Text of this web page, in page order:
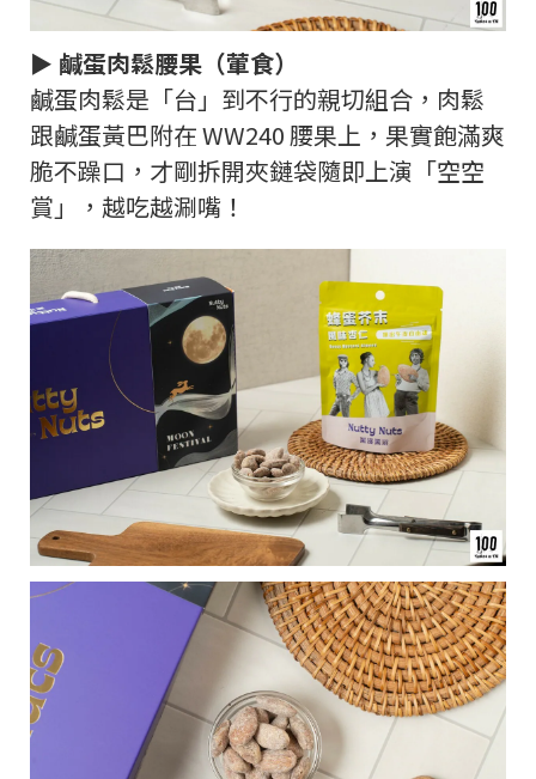
► 鹹蛋肉鬆腰果（葷食）
鹹蛋肉鬆是「台」到不行的親切組合，肉鬆
跟鹹蛋黃巴附在 WW240 腰果上，果實飽滿爽
脆不躁口，才剛拆開夾鏈袋隨即上演「空空
賞」，越吃越涮嘴！